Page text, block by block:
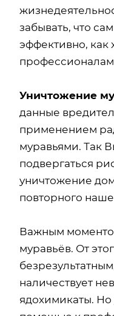
забывать, что
эффективно, как
Уничтожение
данные
применением
муравьями. Так
подвергаться
уничтожение
повторного
Важным
муравьёв. От
наличествует
ядохимикаты. Но